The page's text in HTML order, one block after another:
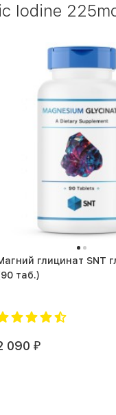
Iodine
глицинат SNT
таб.)
090 ₽